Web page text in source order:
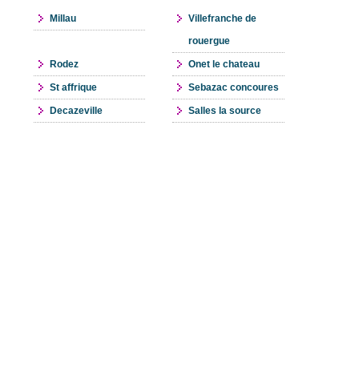
Millau
Villefranche de
rouergue
Rodez Onet le chateau
St affrique Sebazac concoures
Decazeville Salles la source